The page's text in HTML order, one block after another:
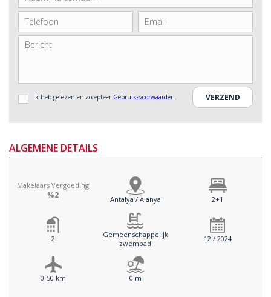
Ik heb gelezen en accepteer Gebruiksvoorwaarden.
ALGEMENE DETAILS
Makelaars Vergoeding
%2 Antalya / Alanya 2+1
2
Gemeenschappelijk
zwembad
12 / 2024
0-50 km 0 m